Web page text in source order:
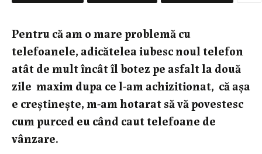
Pentru că am o mare problemă cu
telefoanele, adicătelea iubesc noul telefon
atât de mult încât îl botez pe asfalt la două
zile maxim dupa ce l-am achizitionat, că așa
e creștinește, m-am hotarat să vă povestesc
cum purced eu când caut telefoane de
vânzare.